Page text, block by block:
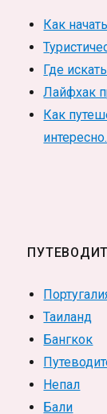
Как
Где
Лайфхак
Как
Таиланд
Бангкок
Непал
Бали